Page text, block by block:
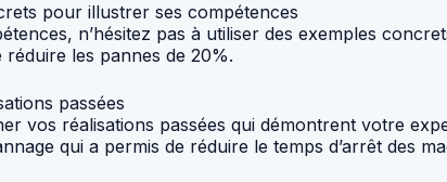
pour illustrer ses compétences
n’hésitez pas à utiliser des exemples
les pannes de 20%.
passées
vos réalisations passées qui démontrent votre
qui a permis de réduire le temps d’arrêt des